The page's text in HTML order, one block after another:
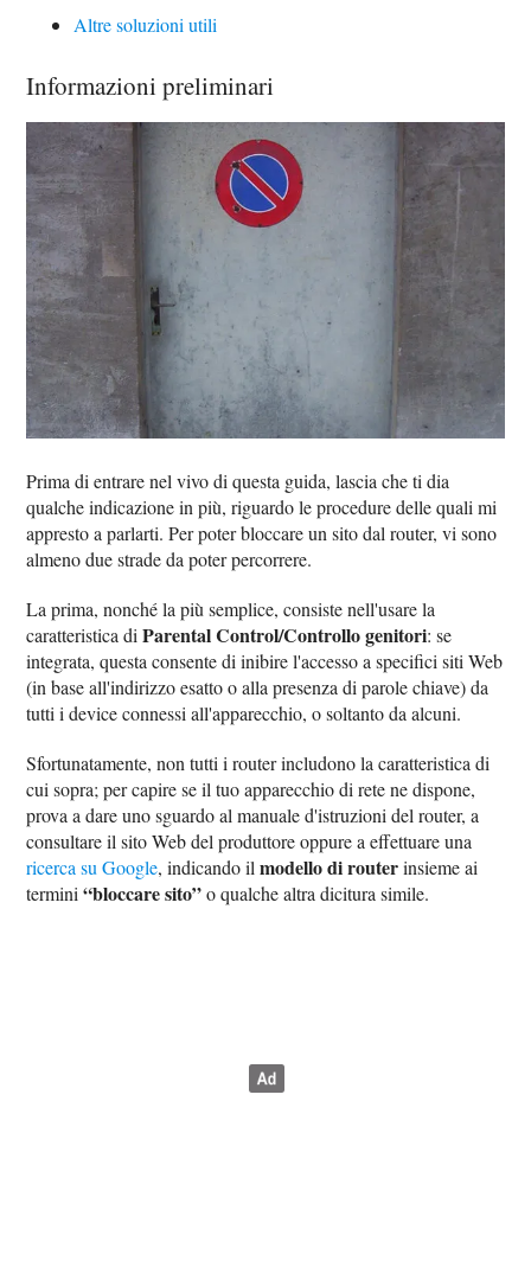
Altre soluzioni utili
Informazioni preliminari
Prima di entrare nel vivo di questa guida, lascia che ti dia
qualche indicazione in più, riguardo le procedure delle quali mi
appresto a parlarti. Per poter bloccare un sito dal router, vi sono
almeno due strade da poter percorrere.
La prima, nonché la più semplice, consiste nell'usare la
caratteristica diParental Control/Controllo genitori: se
integrata, questa consente di inibire l'accesso a specifici siti Web
(in base all'indirizzo esatto o alla presenza di parole chiave) da
tutti i device connessi all'apparecchio, o soltanto da alcuni.
Sfortunatamente, non tutti i router includono la caratteristica di
cui sopra; per capire se il tuo apparecchio di rete ne dispone,
prova a dare uno sguardo al manuale d'istruzioni del router, a
consultare il sito Web del produttore oppure a effettuare una
ricerca su Google, indicando ilmodello di routerinsieme ai
termini“bloccare sito”o qualche altra dicitura simile.